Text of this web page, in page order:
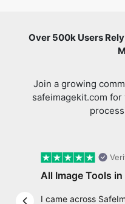
Over 500k Users
Join a growing
safeimagekit.com
All Image Tools in
I came across